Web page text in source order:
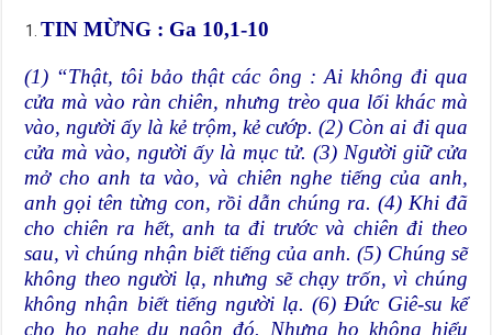
TIN MỪNG : Ga 10,1-10
(1) “Thật, tôi bảo thật các ông : Ai không đi qua
cửa mà vào ràn chiên, nhưng trèo qua lối khác mà
vào, người ấy là kẻ trộm, kẻ cướp. (2) Còn ai đi qua
cửa mà vào, người ấy là mục tử. (3) Người giữ cửa
mở cho anh ta vào, và chiên nghe tiếng của anh,
anh gọi tên từng con, rồi dẫn chúng ra. (4) Khi đã
cho chiên ra hết, anh ta đi trước và chiên đi theo
sau, vì chúng nhận biết tiếng của anh. (5) Chúng sẽ
không theo người lạ, nhưng sẽ chạy trốn, vì chúng
không nhận biết tiếng người lạ. (6) Đức Giê-su kể
cho họ nghe dụ ngôn đó. Nhưng họ không hiểu